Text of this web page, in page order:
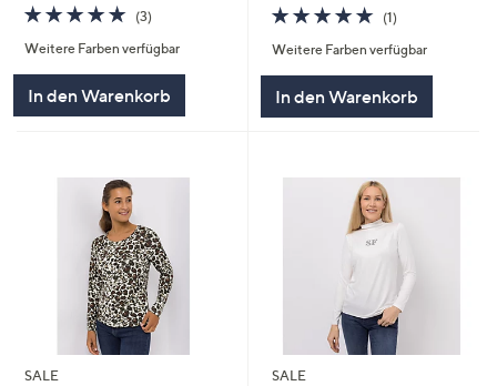
5.0
von
5
(3)3
Weitere Farben verfügbar
In den Warenkorb
5.0
von
5
(1)1
Weitere Farben verfügbar
In den Warenkorb
SALE
SALE